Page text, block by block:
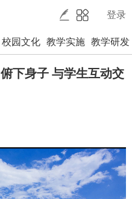
登录
校园文化 教学实施 教学研发
下身子 与学生互动交